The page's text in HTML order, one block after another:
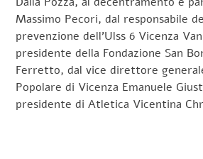
Massimo Pecori, dal responsabile
prevenzione dell’Ulss 6 Vicenza
presidente della Fondazione San
Ferretto, dal vice direttore
Popolare di Vicenza Emanuele
presidente di Atletica Vicentina